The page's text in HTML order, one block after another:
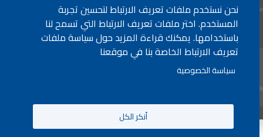
لأي إستفسار الإتصال على:٠١/٧٧٢٠٠٠
جميع الحقوق محفوظة © 2026 , وزارة التربية والتعليم العالي، لبنان.
نحن نستخدم ملفات تعريف الارتباط لتحسين تجربة
المستخدم. اختر ملفات تعريف الارتباط التي تسمح لنا
باستخدامها. يمكنك قراءة المزيد حول سياسة ملفات
تعريف الارتباط الخاصة بنا في موقعنا
سياسة الخصوصية
أنكر الكل